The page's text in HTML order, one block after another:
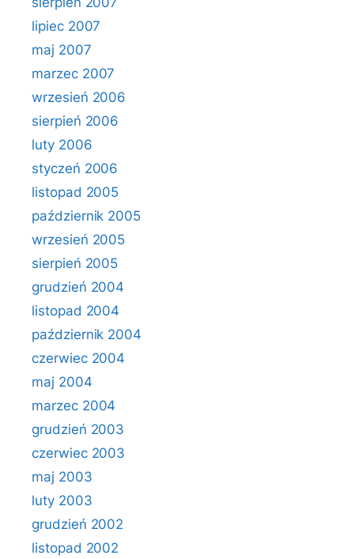
lipiec 2007
maj 2007
marzec 2007
wrzesień 2006
sierpień 2006
luty 2006
styczeń 2006
listopad 2005
październik 2005
wrzesień 2005
sierpień 2005
grudzień 2004
listopad 2004
październik 2004
czerwiec 2004
maj 2004
marzec 2004
grudzień 2003
czerwiec 2003
maj 2003
luty 2003
grudzień 2002
listopad 2002